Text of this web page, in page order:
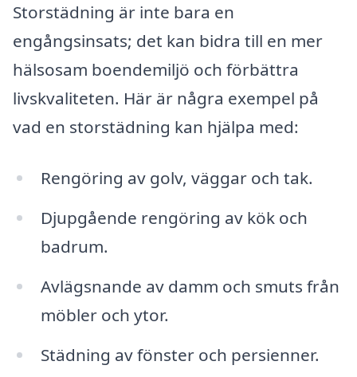
Storstädning är inte bara en
engångsinsats; det kan bidra till en mer
hälsosam boendemiljö och förbättra
livskvaliteten. Här är några exempel på
vad en storstädning kan hjälpa med:
Rengöring av golv, väggar och tak.
Djupgående rengöring av kök och
badrum.
Avlägsnande av damm och smuts från
möbler och ytor.
Städning av fönster och persienner.